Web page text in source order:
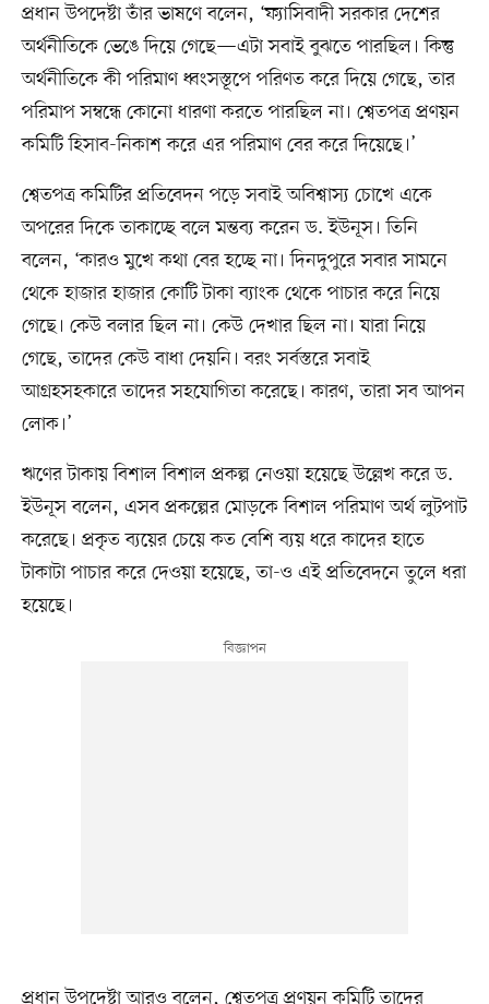
প্রধান উপদেষ্টা তাঁর ভাষণে বলেন, ‘ফ্যাসিবাদী সরকার দেশের
অর্থনীতিকে ভেঙে দিয়ে গেছে—এটা সবাই বুঝতে পারছিল। কিন্তু
অর্থনীতিকে কী পরিমাণ ধ্বংসস্তূপে পরিণত করে দিয়ে গেছে, তার
পরিমাপ সম্বন্ধে কোনো ধারণা করতে পারছিল না। শ্বেতপত্র প্রণয়ন
কমিটি হিসাব-নিকাশ করে এর পরিমাণ বের করে দিয়েছে।’
শ্বেতপত্র কমিটির প্রতিবেদন পড়ে সবাই অবিশ্বাস্য চোখে একে
অপরের দিকে তাকাচ্ছে বলে মন্তব্য করেন ড. ইউনূস। তিনি
বলেন, ‘কারও মুখে কথা বের হচ্ছে না। দিনদুপুরে সবার সামনে
থেকে হাজার হাজার কোটি টাকা ব্যাংক থেকে পাচার করে নিয়ে
গেছে। কেউ বলার ছিল না। কেউ দেখার ছিল না। যারা নিয়ে
গেছে, তাদের কেউ বাধা দেয়নি। বরং সর্বস্তরে সবাই
আগ্রহসহকারে তাদের সহযোগিতা করেছে। কারণ, তারা সব আপন
লোক।’
ঋণের টাকায় বিশাল বিশাল প্রকল্প নেওয়া হয়েছে উল্লেখ করে ড.
ইউনূস বলেন, এসব প্রকল্পের মোড়কে বিশাল পরিমাণ অর্থ লুটপাট
করেছে। প্রকৃত ব্যয়ের চেয়ে কত বেশি ব্যয় ধরে কাদের হাতে
টাকাটা পাচার করে দেওয়া হয়েছে, তা-ও এই প্রতিবেদনে তুলে ধরা
হয়েছে।